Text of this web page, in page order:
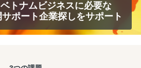
トナムビジネスに必要な
ポート企業探しをサポート